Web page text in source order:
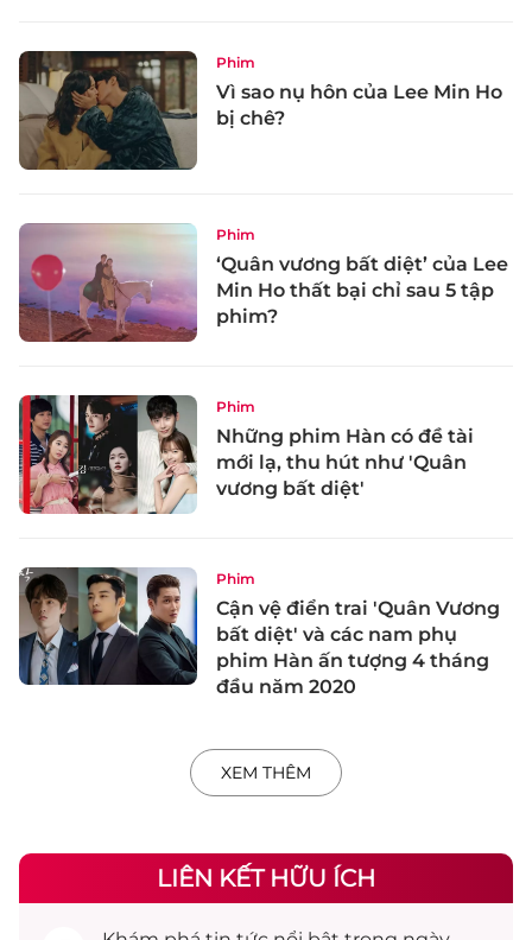
Phim
Vì sao nụ hôn của Lee Min Ho
bị chê?
Phim
‘Quân vương bất diệt’ của Lee
Min Ho thất bại chỉ sau 5 tập
phim?
Phim
Những phim Hàn có đề tài
mới lạ, thu hút như 'Quân
vương bất diệt'
Phim
Cận vệ điển trai 'Quân Vương
bất diệt' và các nam phụ
phim Hàn ấn tượng 4 tháng
đầu năm 2020
XEM THÊM
LIÊN KẾT HỮU ÍCH